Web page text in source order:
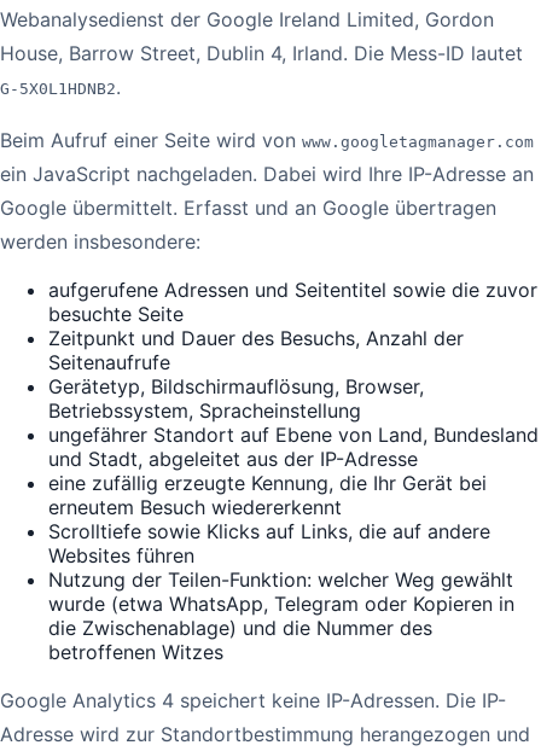
Webanalysedienst der Google Ireland Limited, Gordon
House, Barrow Street, Dublin 4, Irland. Die Mess-ID lautet
G-5X0L1HDNB2.
Beim Aufruf einer Seite wird von www.googletagmanager.com
ein JavaScript nachgeladen. Dabei wird Ihre IP-Adresse an
Google übermittelt. Erfasst und an Google übertragen
werden insbesondere:
aufgerufene Adressen und Seitentitel sowie die zuvor
besuchte Seite
Zeitpunkt und Dauer des Besuchs, Anzahl der
Seitenaufrufe
Gerätetyp, Bildschirmauflösung, Browser,
Betriebssystem, Spracheinstellung
ungefährer Standort auf Ebene von Land, Bundesland
und Stadt, abgeleitet aus der IP-Adresse
eine zufällig erzeugte Kennung, die Ihr Gerät bei
erneutem Besuch wiedererkennt
Scrolltiefe sowie Klicks auf Links, die auf andere
Websites führen
Nutzung der Teilen-Funktion: welcher Weg gewählt
wurde (etwa WhatsApp, Telegram oder Kopieren in
die Zwischenablage) und die Nummer des
betroffenen Witzes
Google Analytics 4 speichert keine IP-Adressen. Die IP-
Adresse wird zur Standortbestimmung herangezogen und